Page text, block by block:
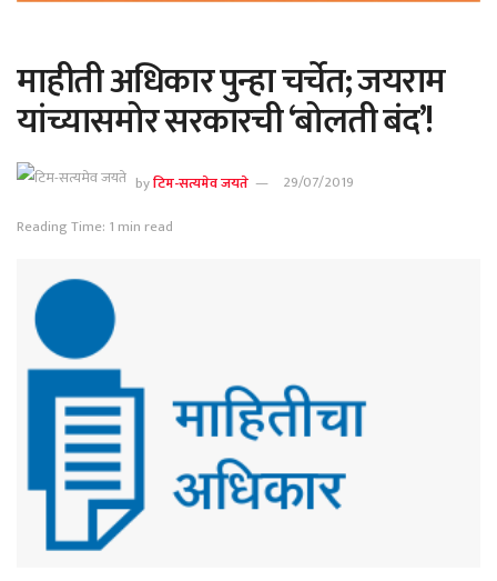
माहीती अधिकार पुन्हा चर्चेत; जयराम
यांच्यासमोर सरकारची ‘बोलती बंद’!
byटिम-सत्यमेव जयते
29/07/2019
Reading Time: 1 min read